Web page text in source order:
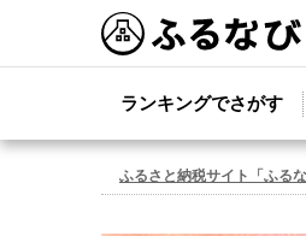
ランキングでさがす
ふるさと納税サイト「ふるな